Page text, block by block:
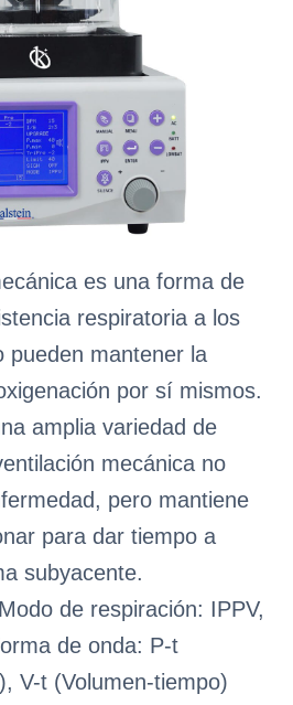
es una forma de
respiratoria a los
pueden mantener la
por sí mismos.
amplia variedad de
mecánica no
pero mantiene
para dar tiempo a
subyacente.
de respiración: IPPV,
de onda: P-t
V-t (Volumen-tiempo)